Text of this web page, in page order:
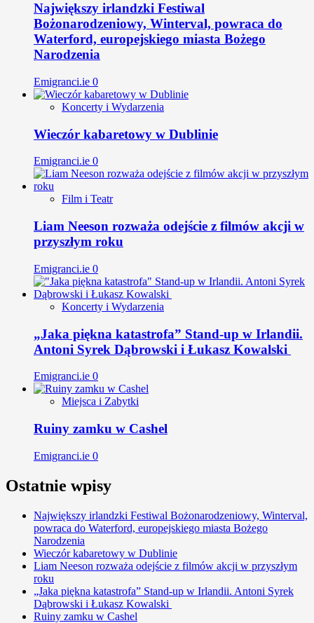
Największy irlandzki Festiwal
Bożonarodzeniowy, Winterval, powraca do
Waterford, europejskiego miasta Bożego
Narodzenia
Emigranci.ie 0
Koncerty i Wydarzenia
Wieczór kabaretowy w Dublinie
Emigranci.ie 0
Film i Teatr
Liam Neeson rozważa odejście z filmów akcji w
przyszłym roku
Emigranci.ie 0
Koncerty i Wydarzenia
„Jaka piękna katastrofa” Stand-up w Irlandii.
Antoni Syrek Dąbrowski i Łukasz Kowalski
Emigranci.ie 0
Miejsca i Zabytki
Ruiny zamku w Cashel
Emigranci.ie 0
Ostatnie wpisy
Największy irlandzki Festiwal Bożonarodzeniowy, Winterval,
powraca do Waterford, europejskiego miasta Bożego
Narodzenia
Wieczór kabaretowy w Dublinie
Liam Neeson rozważa odejście z filmów akcji w przyszłym
roku
„Jaka piękna katastrofa” Stand-up w Irlandii. Antoni Syrek
Dąbrowski i Łukasz Kowalski
Ruiny zamku w Cashel